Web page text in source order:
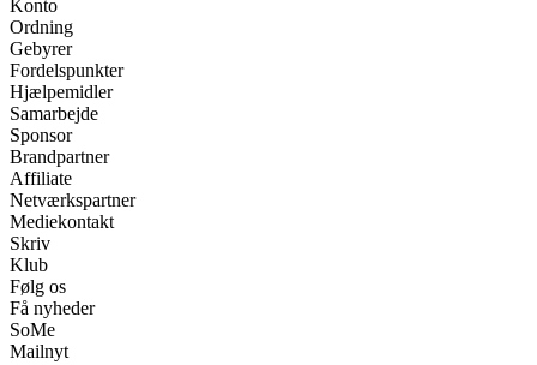
Konto
Ordning
Gebyrer
Fordelspunkter
Hjælpemidler
Samarbejde
Sponsor
Brandpartner
Affiliate
Netværkspartner
Mediekontakt
Skriv
Klub
Følg os
Få nyheder
SoMe
Mailnyt